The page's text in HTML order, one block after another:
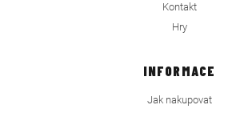
Kontakt
Hry
INFORMACE
Jak nakupovat